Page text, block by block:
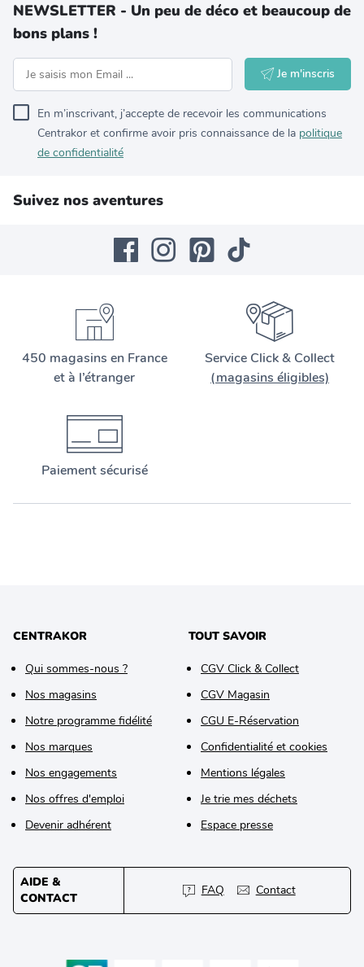
NEWSLETTER - Un peu de déco et beaucoup de
bons plans !
Je m'inscris
En m’inscrivant, j’accepte de recevoir les communications
Centrakor et confirme avoir pris connaissance de la politique
de confidentialité
Suivez nos aventures
450 magasins en France
et à l’étranger
Service Click & Collect
(magasins éligibles)
Paiement sécurisé
CENTRAKOR
Qui sommes-nous ?
Nos magasins
Notre programme fidélité
Nos marques
Nos engagements
Nos offres d'emploi
Devenir adhérent
TOUT SAVOIR
CGV Click & Collect
CGV Magasin
CGU E-Réservation
Confidentialité et cookies
Mentions légales
Je trie mes déchets
Espace presse
AIDE &
CONTACT
FAQ Contact